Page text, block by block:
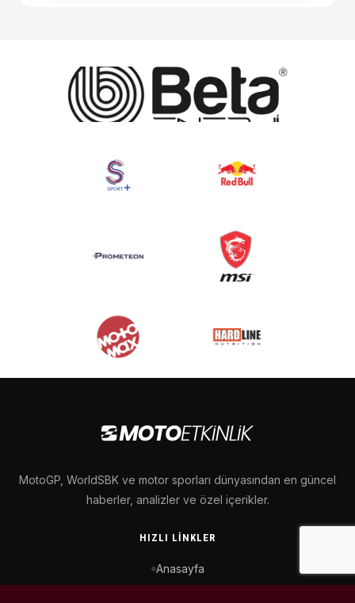
MotoGP, WorldSBK ve motor sporları dünyasından en güncel
haberler, analizler ve özel içerikler.
HIZLI LINKLER
Anasayfa